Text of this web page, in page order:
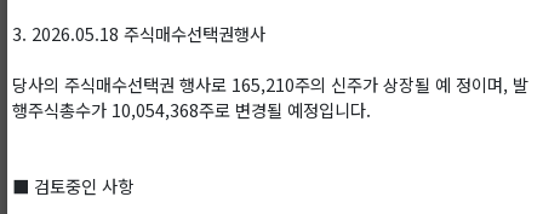
3. 2026.05.18 주식매수선택권행사
당사의 주식매수선택권 행사로 165,210주의 신주가 상장될 예 정이며, 발
행주식총수가 10,054,368주로 변경될 예정입니다.
■ 검토중인 사항